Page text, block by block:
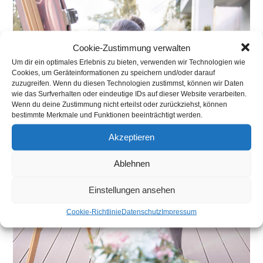
Cookie-Zustimmung verwalten
Um dir ein optimales Erlebnis zu bieten, verwenden wir Technologien wie
Cookies, um Geräteinformationen zu speichern und/oder darauf
zuzugreifen. Wenn du diesen Technologien zustimmst, können wir Daten
wie das Surfverhalten oder eindeutige IDs auf dieser Website verarbeiten.
Wenn du deine Zustimmung nicht erteilst oder zurückziehst, können
bestimmte Merkmale und Funktionen beeinträchtigt werden.
Akzeptieren
Ablehnen
Einstellungen ansehen
Cookie-RichtlinieDatenschutzImpressum